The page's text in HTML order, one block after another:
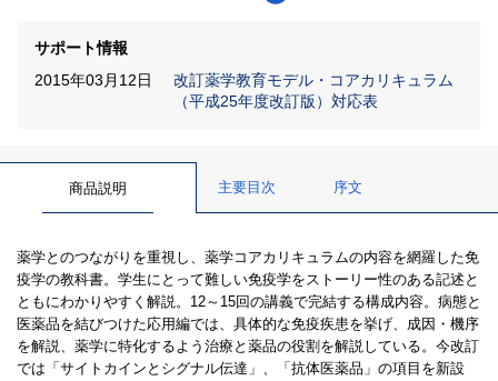
サポート情報
2015年03月12日
改訂薬学教育モデル・コアカリキュラム
（平成25年度改訂版）対応表
商品説明 主要目次 序文
薬学とのつながりを重視し、薬学コアカリキュラムの内容を網羅した免
疫学の教科書。学生にとって難しい免疫学をストーリー性のある記述と
ともにわかりやすく解説。12～15回の講義で完結する構成内容。病態と
医薬品を結びつけた応用編では、具体的な免疫疾患を挙げ、成因・機序
を解説、薬学に特化するよう治療と薬品の役割を解説している。今改訂
では「サイトカインとシグナル伝達」、「抗体医薬品」の項目を新設